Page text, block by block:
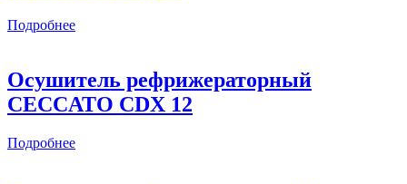
Подробнее
Осушитель рефрижераторный
CECCATO CDX 12
Подробнее